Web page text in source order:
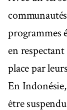
programmes
en respectant
place par
En
être